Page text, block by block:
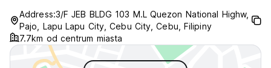
Address:3/F JEB BLDG 103 M.L Quezon National Highw,
Pajo, Lapu Lapu City, Cebu City, Cebu, Filipiny
7.7km od centrum miasta